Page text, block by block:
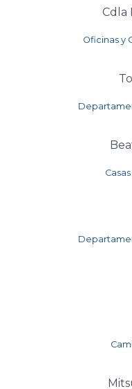
Cdla
Oficinas y